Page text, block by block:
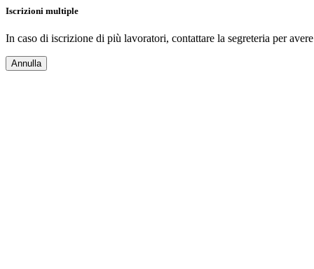
Iscrizioni multiple
In caso di iscrizione di più lavoratori, contattare la segreteria per
Annulla